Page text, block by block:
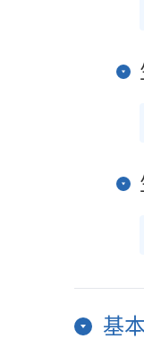
基